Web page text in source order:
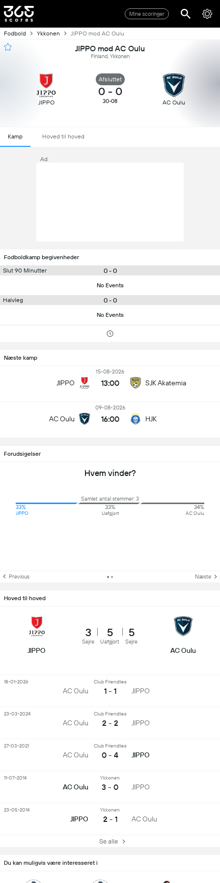
Mine scoringer
Fodbold Ykkonen JIPPO mod AC Oulu
JIPPO mod AC Oulu
Finland, Ykkonen
JIPPO
Afsluttet
0 - 0
30-08 AC Oulu
Kamp Hoved til hoved
Ad
Fodboldkamp begivenheder
Slut 90 Minutter
0 - 0
No Events
Halvleg 0 - 0
No Events
Næste kamp
JIPPO
15-08-2026
13:00 SJK Akatemia
AC Oulu
09-08-2026
16:00 HJK
Forudsigelser
Hvem vinder?
Samlet antal stemmer: 3
33%
JIPPO
33%
Uafgjort
34%
AC Oulu
Previous Næste
Hoved til hoved
JIPPO
3
Sejre
5
Uafgjort
5
Sejre
AC Oulu
AC Oulu
Club Friendlies
1 - 1 JIPPO
18-01-2026
AC Oulu
Club Friendlies
2 - 2 JIPPO
23-03-2024
AC Oulu
Club Friendlies
0 - 4 JIPPO
27-03-2021
AC Oulu
Ykkonen
3 - 0 JIPPO
11-07-2014
JIPPO
Ykkonen
2 - 1 AC Oulu
23-05-2014
Se alle
Du kan muligvis være interesseret i